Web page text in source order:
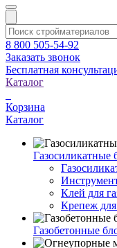
8 800 505-54-92
Заказать звонок
Бесплатная
Каталог
Корзина
Каталог
Газосиликатные
Клей для
Крепеж для
Газобетонные